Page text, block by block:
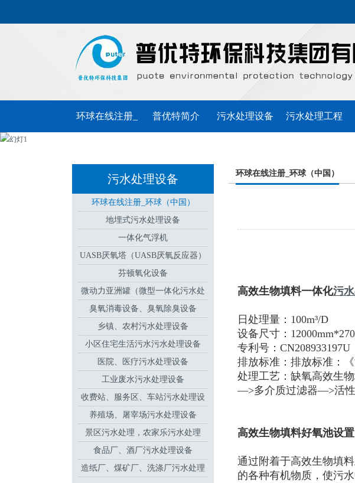
环球在线注册_ 普优特简介 污水处理设备 污水处理工程
污水处理设备
环球在线注册_环球（中国）
地埋式污水处理设备
一体化气浮机
UASB厌氧塔（UASB厌氧反应器）
芬顿氧化设备
微动力亚洲罐（微型一体化污水处
理设备
臭氧消毒设备、臭氧除臭设备
乡镇、农村污水处理设备
小区住宅生活污水污水处理设备
医院、医疗污水处理设备
工业废水污水处理设备
收费站、服务区、车站污水处理设
备
养殖场、屠宰场污水处理设备
景区污水处理，农家乐污水处理
食品厂、酒厂污水处理设备
造纸厂、煤矿厂、洗涤厂污水处理
环球在线注册_环球（中国）
高效生物填料一体化污
日处理量：100m³/D
设备尺寸：
专利号：
排放标准： 排放标准：
处理工艺：缺氧高效生
—>多介质过滤器—>活
高效生物填料好氧池设置
通过附着于高效生物填
的各种有机物质，使污